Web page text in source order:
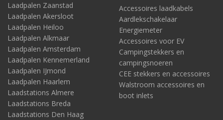
Laadpalen Zaanstad
Laadpalen Akersloot
Laadpalen Heiloo
Laadpalen Alkmaar
Laadpalen Amsterdam
Laadpalen Kennemerland
Laadpalen IJmond
Laadpalen Haarlem
Laadstations Almere
Laadstations Breda
Laadstations Den Haag
Accessoires laadkabels
Aardlekschakelaar
Energiemeter
Accessoires voor EV
Campingstekkers en
campingsnoeren
CEE stekkers en accessoires
Walstroom accessoires en
boot inlets